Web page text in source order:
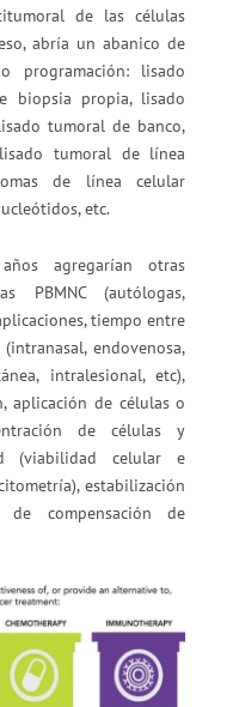
de las células
abría un abanico de
programación: lisado
biopsia propia, lisado
tumoral de banco,
tumoral de línea
de línea celular
etc.
agregarían otras
PBMNC (autólogas,
tiempo entre
endovenosa,
intralesional, etc),
aplicación de células o
de células y
(viabilidad celular e
estabilización
compensación de